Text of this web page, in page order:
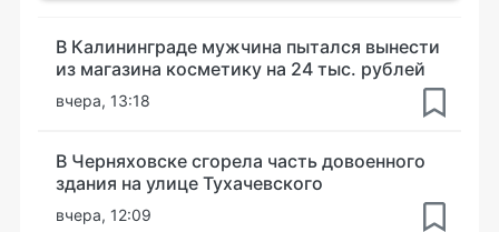
В Калининграде мужчина пытался вынести
из магазина косметику на 24 тыс. рублей
вчера, 13:18
В Черняховске сгорела часть довоенного
здания на улице Тухачевского
вчера, 12:09